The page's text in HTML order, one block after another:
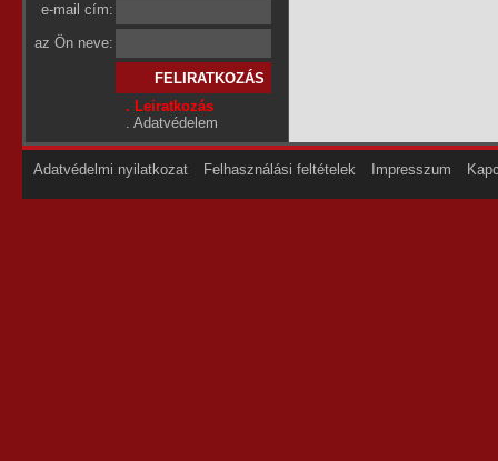
e-mail cím:
az Ön neve:
. Leiratkozás
. Adatvédelem
Adatvédelmi nyilatkozat Felhasználási feltételek Impresszum